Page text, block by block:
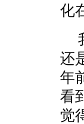
化
还
年
看
觉